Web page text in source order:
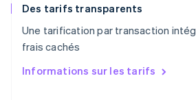
Des tarifs transparents
Une tarification par transaction
frais cachés
Informations sur les tarifs
English
PortuguêsEnglish
R.A.S. de Hong Kong, Chine
English